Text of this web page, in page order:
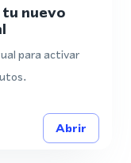
nuevo
para activar
Abrir